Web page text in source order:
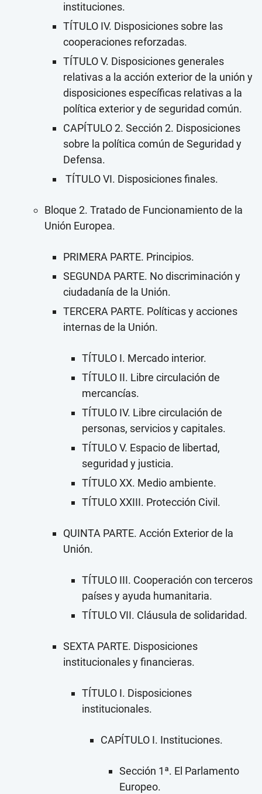
instituciones.
TÍTULO IV. Disposiciones sobre las
cooperaciones reforzadas.
TÍTULO V. Disposiciones generales
relativas a la acción exterior de la unión y
disposiciones específicas relativas a la
política exterior y de seguridad común.
CAPÍTULO 2. Sección 2. Disposiciones
sobre la política común de Seguridad y
Defensa.
TÍTULO VI. Disposiciones finales.
Bloque 2. Tratado de Funcionamiento de la
Unión Europea.
PRIMERA PARTE. Principios.
SEGUNDA PARTE. No discriminación y
ciudadanía de la Unión.
TERCERA PARTE. Políticas y acciones
internas de la Unión.
TÍTULO I. Mercado interior.
TÍTULO II. Libre circulación de
mercancías.
TÍTULO IV. Libre circulación de
personas, servicios y capitales.
TÍTULO V. Espacio de libertad,
seguridad y justicia.
TÍTULO XX. Medio ambiente.
TÍTULO XXIII. Protección Civil.
QUINTA PARTE. Acción Exterior de la
Unión.
TÍTULO III. Cooperación con terceros
países y ayuda humanitaria.
TÍTULO VII. Cláusula de solidaridad.
SEXTA PARTE. Disposiciones
institucionales y financieras.
TÍTULO I. Disposiciones
institucionales.
CAPÍTULO I. Instituciones.
Sección 1ª. El Parlamento
Europeo.